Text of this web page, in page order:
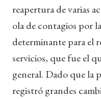
reapertura de varias
ola de contagios por
determinante para el
servicios, que fue el
general. Dado que la
registró grandes